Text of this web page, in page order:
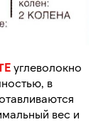
углеволокно
в
вес и